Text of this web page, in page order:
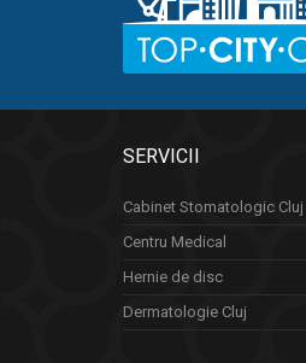
SERVICII
Cabinet Stomatologic Cluj
Centru Medical
Hernie de disc
Dermatologie Cluj